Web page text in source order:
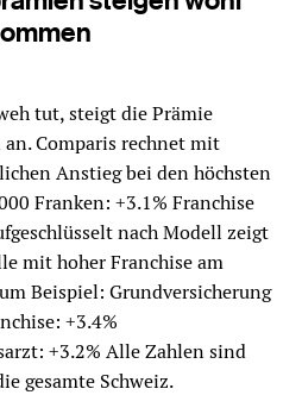
tut, steigt die Prämie
Comparis rechnet mit
Anstieg bei den höchsten
Franken: +3.1% Franchise
nach Modell zeigt
mit hoher Franchise am
Beispiel: Grundversicherung
+3.4%
+3.2% Alle Zahlen sind
gesamte Schweiz.